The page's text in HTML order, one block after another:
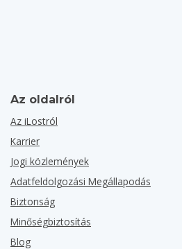
Az oldalról
Az iLostról
Karrier
Jogi közlemények
Adatfeldolgozási Megállapodás
Biztonság
Minőségbiztosítás
Blog